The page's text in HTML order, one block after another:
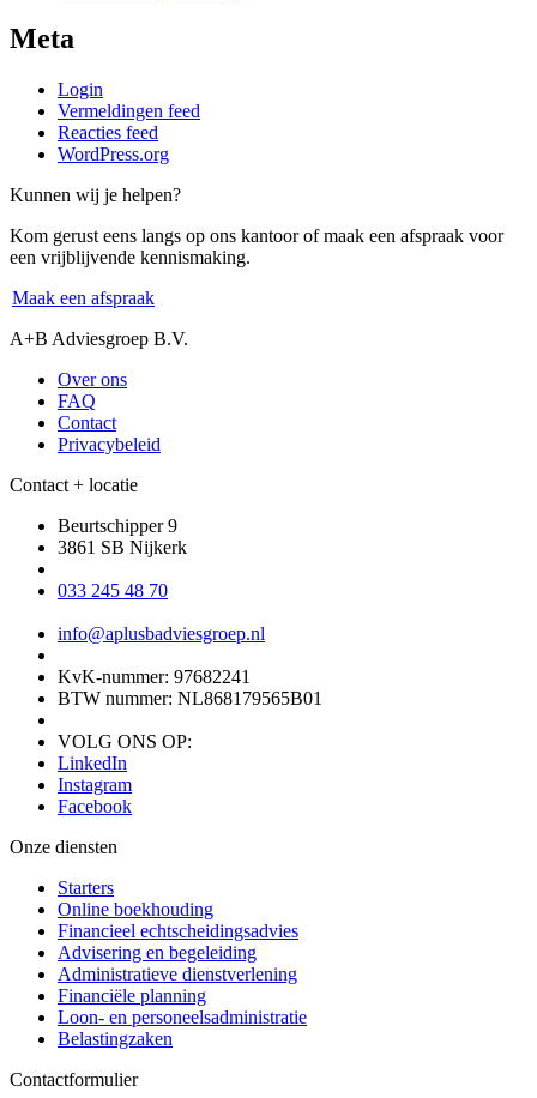
Meta
Login
Vermeldingen feed
Reacties feed
WordPress.org
Kunnen wij je helpen?
Kom gerust eens langs op ons kantoor of maak een afspraak voor
een vrijblijvende kennismaking.
Maak een afspraak
A+B Adviesgroep B.V.
Over ons
FAQ
Contact
Privacybeleid
Contact + locatie
Beurtschipper 9
3861 SB Nijkerk
033 245 48 70
info@aplusbadviesgroep.nl
KvK-nummer: 97682241
BTW nummer: NL868179565B01
VOLG ONS OP:
LinkedIn
Instagram
Facebook
Onze diensten
Starters
Online boekhouding
Financieel echtscheidingsadvies
Advisering en begeleiding
Administratieve dienstverlening
Financiële planning
Loon- en personeelsadministratie
Belastingzaken
Contactformulier